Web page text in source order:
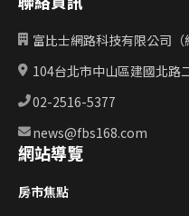
富比士網路科技有限公司（
104台北市中山區建國北路
02-2516-5377
news@fbs168.com
網站導覽
房市焦點